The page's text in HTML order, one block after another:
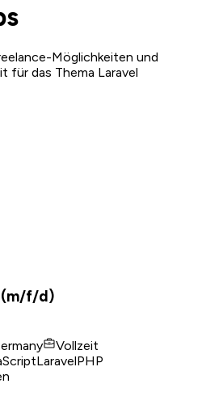
Möglichkeiten und
für das Thema Laravel
(m/f/d)
Vollzeit
LaravelPHP